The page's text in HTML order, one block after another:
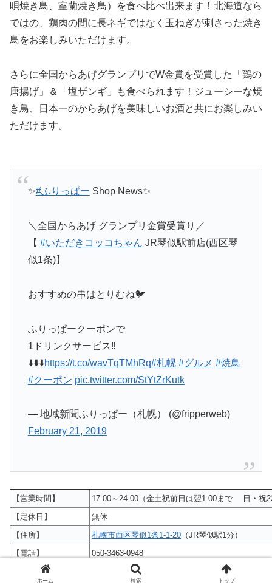
唄焼き鳥、室蘭焼き鳥）を食べ比べ出来ます！北海道なら
ではの、鶏肉の間に長ネギではなく玉ねぎが刺さった焼き
鳥をお楽しみいただけます。
さらに全国からあげグランプリでW金賞を受賞した「鶏の
唐揚げ」＆「塩ザンギ」も食べられます！ジューシーな焼
き鳥、日本一のからあげを美味しいお酒と共にお楽しみい
ただけます。
✨#ふりっぱー Shop News✨
＼全国からあげ グランプリ金賞受賞り／
【 #いただきコッコちゃん JR琴似駅前店(西区琴
似1条)】
おすすめの串はとりむね🐦
ふりっぱークーポンで
1ドリンクサービス‼
⬇️⬇️⬇️https://t.co/wavTqTMhRq#札幌 #グルメ #焼鳥
#クーポン pic.twitter.com/StYtZrKutk
— 地域新聞ふりっぱー（札幌） (@fripperweb)
February 21, 2019
【営業時間】
17:00～24:00（金土祝前日は翌1:00まで 日・祝
【定休日】
無休
【住所】
札幌市西区琴似1条1-1-20 （JR琴似駅1分）
【電話】
050-3463-0948
https://tabelog.com/hokkaido/A0101/A010204/
ホーム 検索 トップ